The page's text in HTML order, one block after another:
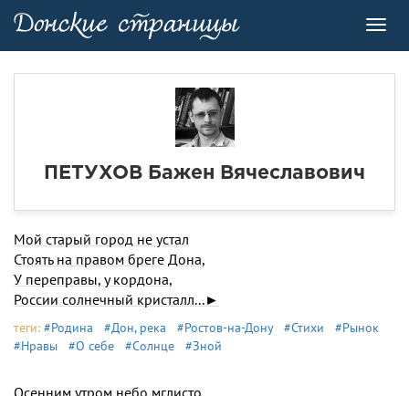
ПЕТУХОВ Бажен Вячеславович
Мой старый город не устал
Стоять на правом бреге Дона,
У переправы, у кордона,
России солнечный кристалл...►
теги: #Родина #Дон, река #Ростов-на-Дону #Стихи
#Рынок
#Нравы
#О себе #Солнце #Зной
Осенним утром небо мглисто,